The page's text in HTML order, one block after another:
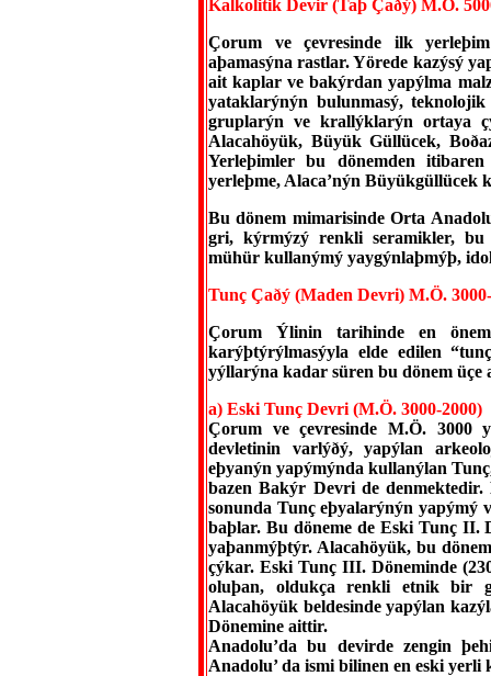
Kalkolitik Devir (Taþ Çaðý) M.Ö.
Çorum ve çevresinde ilk
aþamasýna rastlar. Yörede kazýsý
ait kaplar ve bakýrdan yapýlma
yataklarýnýn bulunmasý,
gruplarýn ve krallýklarýn ortaya
Alacahöyük, Büyük Güllücek,
Yerleþimler bu dönemden
yerleþme, Alaca’nýn
Bu dönem mimarisinde Orta
gri, kýrmýzý renkli seramikler,
mühür kullanýmý yaygýnlaþmýþ,
Tunç Çaðý (Maden Devri) M.Ö.
Çorum Ýlinin tarihinde en
karýþtýrýlmasýyla elde edilen
yýllarýna kadar süren bu dönem üçe
a) Eski Tunç Devri (M.Ö. 3000-2000)
Çorum ve çevresinde M.Ö.
devletinin varlýðý, yapýlan
eþyanýn yapýmýnda kullanýlan
bazen Bakýr Devri de
sonunda Tunç eþyalarýnýn yapýmý
baþlar. Bu döneme de Eski Tunç II.
yaþanmýþtýr. Alacahöyük, bu
çýkar. Eski Tunç III. Döneminde
oluþan, oldukça renkli etnik bir
Alacahöyük beldesinde yapýlan
Dönemine aittir.
Anadolu’da bu devirde zengin
Anadolu’ da ismi bilinen en eski